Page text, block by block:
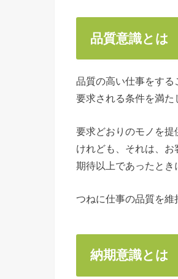
品質意識とは
品質の高い仕事をする
要求される条件を満た
要求どおりのモノを提
けれども、それは、お
期待以上であったとき
つねに仕事の品質を維
納期意識とは